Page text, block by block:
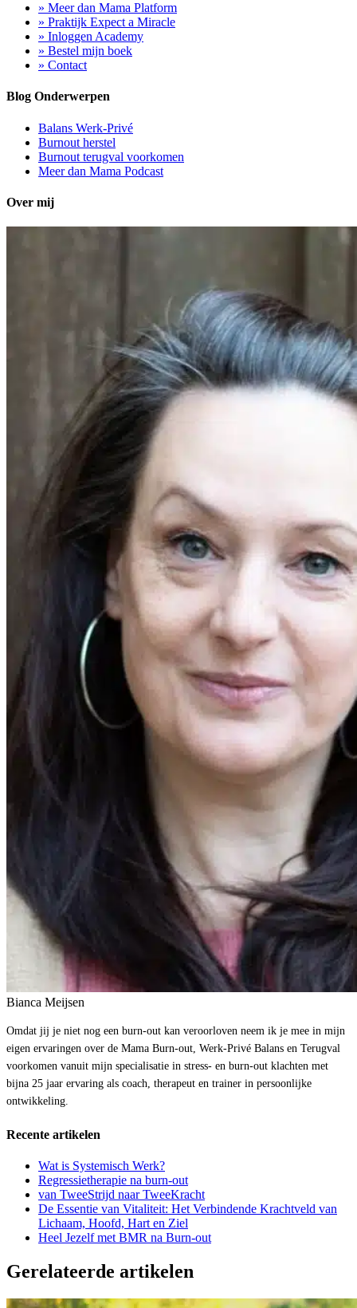
» Meer dan Mama Platform
» Praktijk Expect a Miracle
» Inloggen Academy
» Bestel mijn boek
» Contact
Blog Onderwerpen
Balans Werk-Privé
Burnout herstel
Burnout terugval voorkomen
Meer dan Mama Podcast
Over mij
Bianca Meijsen
Omdat jij je niet nog een burn-out kan veroorloven neem ik je mee in mijn
eigen ervaringen over de Mama Burn-out, Werk-Privé Balans en Terugval
voorkomen vanuit mijn specialisatie in stress- en burn-out klachten met
bijna 25 jaar ervaring als coach, therapeut en trainer in persoonlijke
ontwikkeling.
Recente artikelen
Wat is Systemisch Werk?
Regressietherapie na burn-out
van TweeStrijd naar TweeKracht
De Essentie van Vitaliteit: Het Verbindende Krachtveld van
Lichaam, Hoofd, Hart en Ziel
Heel Jezelf met BMR na Burn-out
Gerelateerde artikelen